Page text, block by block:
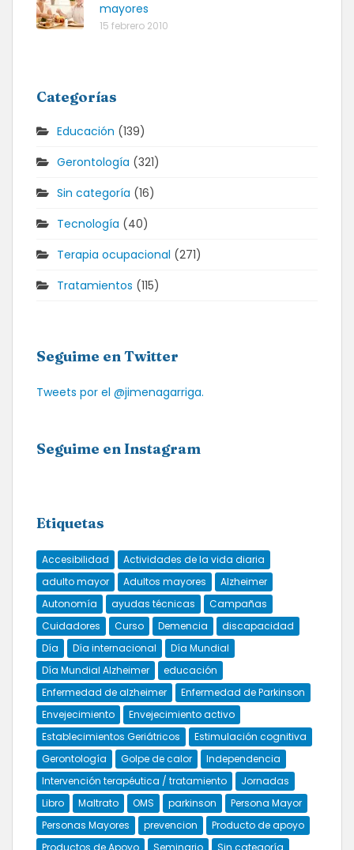
mayores
15 febrero 2010
Categorías
Educación (139)
Gerontología (321)
Sin categoría (16)
Tecnología (40)
Terapia ocupacional (271)
Tratamientos (115)
Seguime en Twitter
Tweets por el @jimenagarriga.
Seguime en Instagram
Etiquetas
Accesibilidad
Actividades de la vida diaria
adulto mayor
Adultos mayores
Alzheimer
Autonomía
ayudas técnicas
Campañas
Cuidadores
Curso Demencia
discapacidad
Día
Día internacional
Día Mundial
Día Mundial Alzheimer
educación
Enfermedad de alzheimer
Enfermedad de Parkinson
Envejecimiento
Envejecimiento activo
Establecimientos Geriátricos
Estimulación cognitiva
Gerontología
Golpe de calor
Independencia
Intervención terapéutica / tratamiento
Jornadas
Libro
Maltrato OMS parkinson
Persona Mayor
Personas Mayores
prevencion
Producto de apoyo
Productos de Apoyo
Seminario
Sin categoría